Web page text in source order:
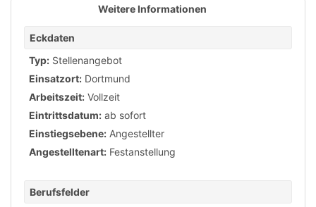
Weitere Informationen
Eckdaten
Typ: Stellenangebot
Einsatzort: Dortmund
Arbeitszeit: Vollzeit
Eintrittsdatum: ab sofort
Einstiegsebene: Angestellter
Angestelltenart: Festanstellung
Berufsfelder